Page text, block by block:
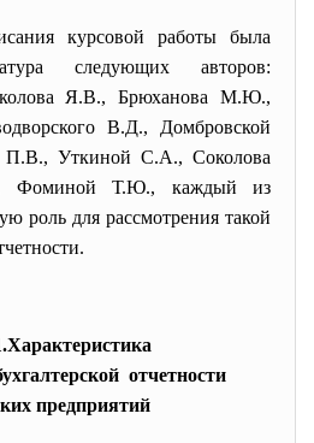
курсовой работы была
следующих авторов:
Я.В., Брюханова М.Ю.,
В.Д., Домбровской
Уткиной С.А., Соколова
Фоминой Т.Ю., каждый из
роль для рассмотрения такой
отчетности
предприятий